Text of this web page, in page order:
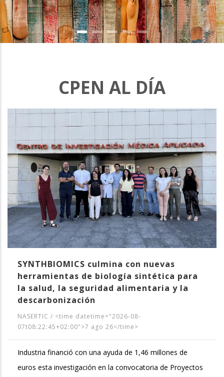
CPEN AL DÍA
SYNTHBIOMICS culmina con nuevas
herramientas de biología sintética para
la salud, la seguridad alimentaria y la
descarbonización
NASERTIC / <time datetime="2026-08-
07t08:22:45+02:00">7 ago 26</time>
Industria financió con una ayuda de 1,46 millones de
euros esta investigación en la convocatoria de Proyectos